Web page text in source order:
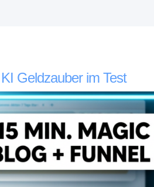
Geldzauber im Test